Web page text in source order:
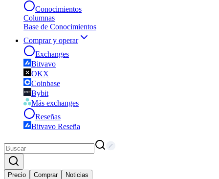
Conocimientos
Columnas
Base de Conocimientos
Comprar y operar
Exchanges
Bitvavo
OKX
Coinbase
Bybit
Más exchanges
Reseñas
Bitvavo Reseña
Precio Comprar Noticias